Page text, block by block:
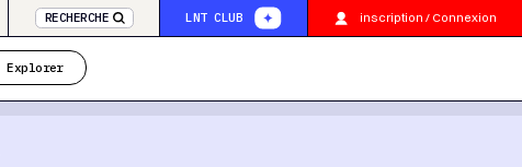
RECHERCHE LNT CLUB inscription / Connexion
Explorer